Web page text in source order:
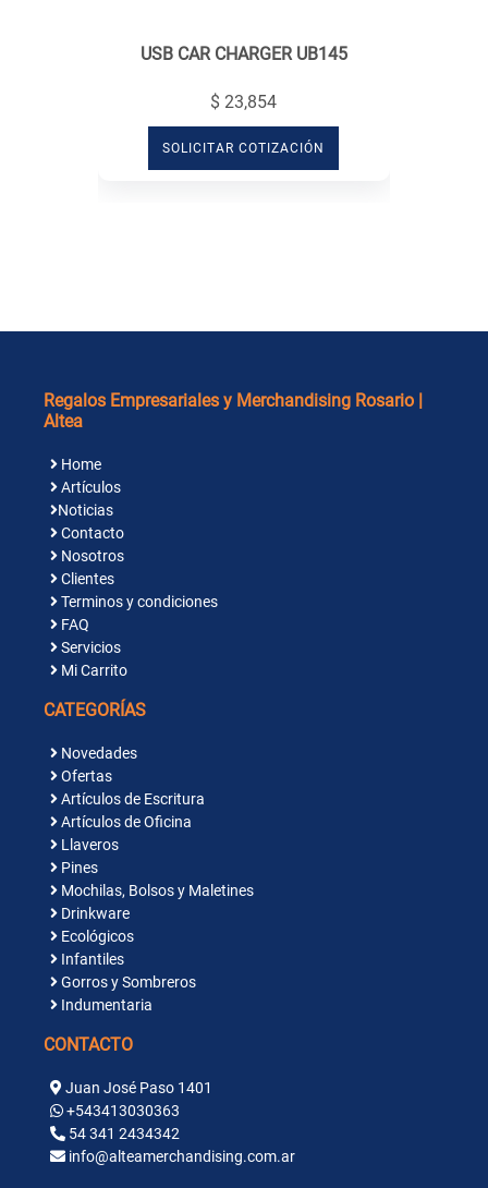
USB CAR CHARGER UB145
$ 23,854
SOLICITAR COTIZACIÓN
Regalos Empresariales y Merchandising Rosario |
Altea
Home
Artículos
Noticias
Contacto
Nosotros
Clientes
Terminos y condiciones
FAQ
Servicios
Mi Carrito
CATEGORÍAS
Novedades
Ofertas
Artículos de Escritura
Artículos de Oficina
Llaveros
Pines
Mochilas, Bolsos y Maletines
Drinkware
Ecológicos
Infantiles
Gorros y Sombreros
Indumentaria
CONTACTO
Juan José Paso 1401
+543413030363
54 341 2434342
info@alteamerchandising.com.ar